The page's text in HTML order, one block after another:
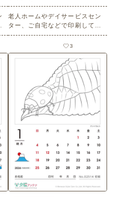
老人ホームやデイサービスセン
ター、ご自宅などで印刷してお
使いいただける無料の高齢者向
け介護レク素材（塗り絵・初
級）です。
3